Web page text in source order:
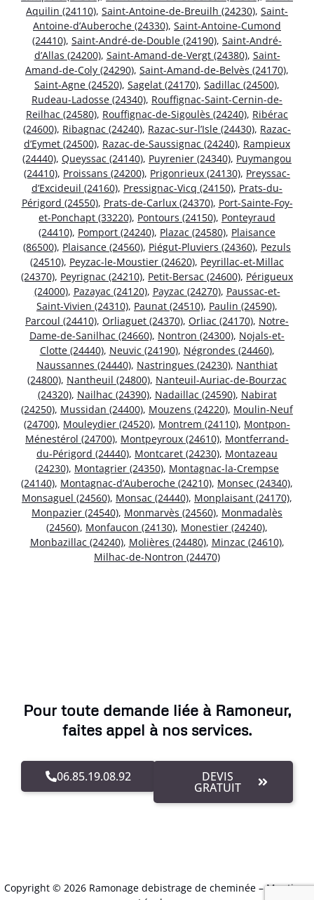
Aquilin (24110), Saint-Antoine-de-Breuilh (24230), Saint-
Antoine-d’Auberoche (24330), Saint-Antoine-Cumond
(24410), Saint-André-de-Double (24190), Saint-André-
d’Allas (24200), Saint-Amand-de-Vergt (24380), Saint-
Amand-de-Coly (24290), Saint-Amand-de-Belvès (24170),
Saint-Agne (24520), Sagelat (24170), Sadillac (24500),
Rudeau-Ladosse (24340), Rouffignac-Saint-Cernin-de-
Reilhac (24580), Rouffignac-de-Sigoulès (24240), Ribérac
(24600), Ribagnac (24240), Razac-sur-l’Isle (24430), Razac-
d’Eymet (24500), Razac-de-Saussignac (24240), Rampieux
(24440), Queyssac (24140), Puyrenier (24340), Puymangou
(24410), Proissans (24200), Prigonrieux (24130), Preyssac-
d’Excideuil (24160), Pressignac-Vicq (24150), Prats-du-
Périgord (24550), Prats-de-Carlux (24370), Port-Sainte-Foy-
et-Ponchapt (33220), Pontours (24150), Ponteyraud
(24410), Pomport (24240), Plazac (24580), Plaisance
(86500), Plaisance (24560), Piégut-Pluviers (24360), Pezuls
(24510), Peyzac-le-Moustier (24620), Peyrillac-et-Millac
(24370), Peyrignac (24210), Petit-Bersac (24600), Périgueux
(24000), Pazayac (24120), Payzac (24270), Paussac-et-
Saint-Vivien (24310), Paunat (24510), Paulin (24590),
Parcoul (24410), Orliaguet (24370), Orliac (24170), Notre-
Dame-de-Sanilhac (24660), Nontron (24300), Nojals-et-
Clotte (24440), Neuvic (24190), Négrondes (24460),
Naussannes (24440), Nastringues (24230), Nanthiat
(24800), Nantheuil (24800), Nanteuil-Auriac-de-Bourzac
(24320), Nailhac (24390), Nadaillac (24590), Nabirat
(24250), Mussidan (24400), Mouzens (24220), Moulin-Neuf
(24700), Mouleydier (24520), Montrem (24110), Montpon-
Ménestérol (24700), Montpeyroux (24610), Montferrand-
du-Périgord (24440), Montcaret (24230), Montazeau
(24230), Montagrier (24350), Montagnac-la-Crempse
(24140), Montagnac-d’Auberoche (24210), Monsec (24340),
Monsaguel (24560), Monsac (24440), Monplaisant (24170),
Monpazier (24540), Monmarvès (24560), Monmadalès
(24560), Monfaucon (24130), Monestier (24240),
Monbazillac (24240), Molières (24480), Minzac (24610),
Milhac-de-Nontron (24470)
Pour toute demande liée à Ramoneur,
faites appel à nos services.
06.85.19.08.92 DEVIS
GRATUIT
Copyright © 2026 Ramonage debistrage de cheminée –Mentions